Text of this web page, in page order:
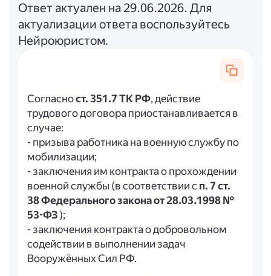
Ответ актуален на 29.06.2026. Для
актуализации ответа воспользуйтесь
Нейроюристом.
Согласност. 351.7 ТК РФ, действие
трудового договора приостанавливается в
случае:
- призыва работника на военную службу по
мобилизации;
- заключения им контракта о прохождении
военной службы (в соответствии с п. 7 ст.
38 Федерального закона от 28.03.1998 №
53-ФЗ);
- заключения контракта о добровольном
содействии в выполнении задач
Вооружённых Сил РФ.